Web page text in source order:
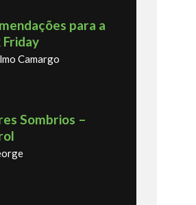
para a
Friday
Camargo
Sombrios –